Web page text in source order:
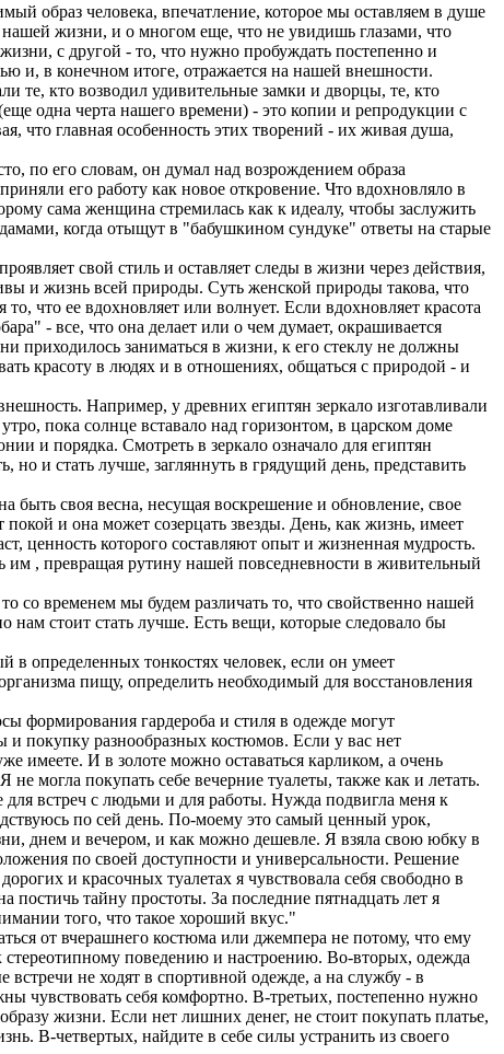
образ человека, впечатление, которое мы оставляем в душе
жизни, и о многом еще, что не увидишь глазами, что
с другой - то, что нужно пробуждать постепенно и
и, в конечном итоге, отражается на нашей внешности.
те, кто возводил удивительные замки и дворцы, те, кто
одна черта нашего времени) - это копии и репродукции с
что главная особенность этих творений - их живая душа,
по его словам, он думал над возрождением образа
его работу как новое откровение. Что вдохновляло в
сама женщина стремилась как к идеалу, чтобы заслужить
когда отыщут в "бабушкином сундуке" ответы на старые
свой стиль и оставляет следы в жизни через действия,
и жизнь всей природы. Суть женской природы такова, что
что ее вдохновляет или волнует. Если вдохновляет красота
- все, что она делает или о чем думает, окрашивается
приходилось заниматься в жизни, к его стеклу не должны
красоту в людях и в отношениях, общаться с природой - и
Например, у древних египтян зеркало изготавливали
пока солнце вставало над горизонтом, в царском доме
и порядка. Смотреть в зеркало означало для египтян
и стать лучше, загляннуть в грядущий день, представить
быть своя весна, несущая воскрешение и обновление, свое
и она может созерцать звезды. День, как жизнь, имеет
ценность которого составляют опыт и жизненная мудрость.
им , превращая рутину нашей повседневности в живительный
со временем мы будем различать то, что свойственно нашей
нам стоит стать лучше. Есть вещи, которые следовало бы
определенных тонкостях человек, если он умеет
пищу, определить необходимый для восстановления
формирования гардероба и стиля в одежде могут
и покупку разнообразных костюмов. Если у вас нет
имеете. И в золоте можно оставаться карликом, а очень
могла покупать себе вечерние туалеты, также как и летать.
для встреч с людьми и для работы. Нужда подвигла меня к
по сей день. По-моему это самый ценный урок,
днем и вечером, и как можно дешевле. Я взяла свою юбку в
по своей доступности и универсальности. Решение
и красочных туалетах я чувствовала себя свободно в
тайну простоты. За последние пятнадцать лет я
того, что такое хороший вкус."
от вчерашнего костюма или джемпера не потому, что ему
стереотипному поведению и настроению. Во-вторых, одежда
встречи не ходят в спортивной одежде, а на службу - в
чувствовать себя комфортно. В-третьих, постепенно нужно
жизни. Если нет лишних денег, не стоит покупать платье,
В-четвертых, найдите в себе силы устранить из своего